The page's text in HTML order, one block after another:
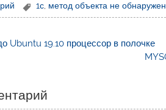
1с метод объекта не обнаружен
Ubuntu 19.10 процессор в полочке